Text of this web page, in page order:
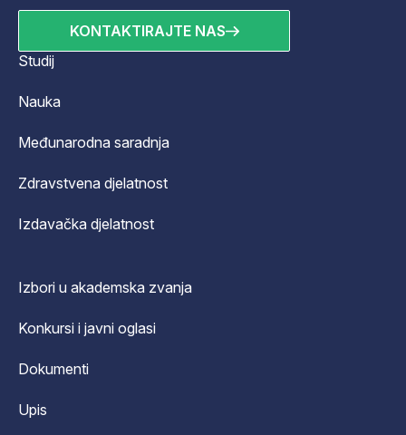
KONTAKTIRAJTE NAS
Studij
Nauka
Međunarodna saradnja
Zdravstvena djelatnost
Izdavačka djelatnost
Izbori u akademska zvanja
Konkursi i javni oglasi
Dokumenti
Upis